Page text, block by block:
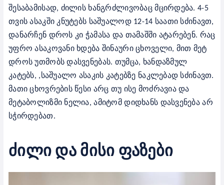
შესაბამისად, ძილის ხანგრძლივობაც მცირდება. 4-5
თვის ასაკში კნუტებს საშუალოდ 12-14 საათი სძინავთ,
დანარჩენ დროს კი ჭამასა და თამაშში ატარებენ. რაც
უფრო ასაკოვანი ხდება შინაური ცხოველი, მით მეტ
დროს უთმობს დასვენებას. თუმცა, ხანდაზმულ
კატებს, ,საშუალო ასაკის კატებზე ნაკლებად სძინავთ.
მათი ცხოვრების წესი არც თუ ისე მოძრავია და
მეტაბოლიზმი ნელია, ამიტომ დიდხანს დასვენება არ
სჭირდებათ.
ძილი და მისი ფაზები